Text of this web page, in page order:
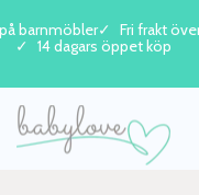
barnmöbler
Fri frakt
14 dagars öppet köp